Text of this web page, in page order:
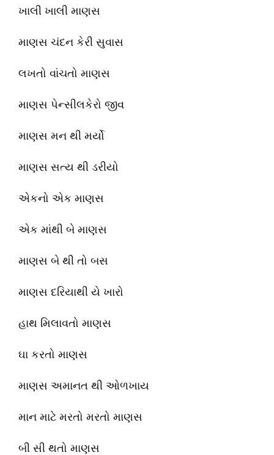
ખાલી ખાલી માણસ
માણસ ચંદન કેરી સુવાસ
લખતો વાંચતો માણસ
માણસ પેન્સીલકેરો જીવ
માણસ મન થી મર્યો
માણસ સત્ય થી ડરીયો
એકનો એક માણસ
એક માંથી બે માણસ
માણસ બે થી તો બસ
માણસ દરિયાથી યે ખારો
હાથ મિલાવતો માણસ
ઘા કરતો માણસ
માણસ અમાનત થી ઓળખાય
માન માટે મરતો મરતો માણસ
બી સી થતો માણસ